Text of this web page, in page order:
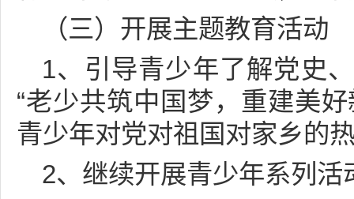
（三）开展主题教育活动
1、引导青少年了解党史
“老少共筑中国梦，重建美
青少年对党对祖国对家乡的
2、继续开展青少年系列活